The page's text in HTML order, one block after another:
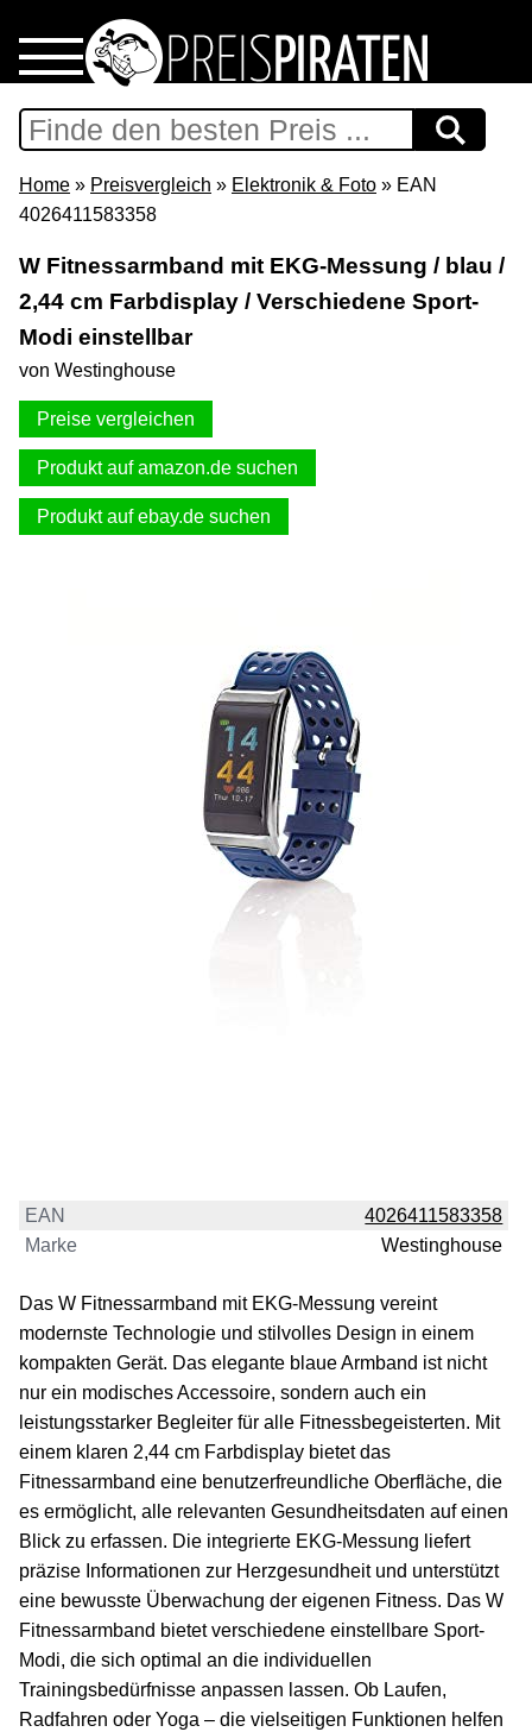
Home
Download
Support & Newsletter
Presse
Datenschutz
Impressum
Home » Preisvergleich » Elektronik & Foto » EAN
4026411583358
W Fitnessarmband mit EKG-Messung / blau /
2,44 cm Farbdisplay / Verschiedene Sport-
Modi einstellbar
von Westinghouse
Preise vergleichen
Produkt auf amazon.de suchen
Produkt auf ebay.de suchen
EAN
4026411583358
Marke
Westinghouse
Das W Fitnessarmband mit EKG-Messung vereint
modernste Technologie und stilvolles Design in einem
kompakten Gerät. Das elegante blaue Armband ist nicht
nur ein modisches Accessoire, sondern auch ein
leistungsstarker Begleiter für alle Fitnessbegeisterten. Mit
einem klaren 2,44 cm Farbdisplay bietet das
Fitnessarmband eine benutzerfreundliche Oberfläche, die
es ermöglicht, alle relevanten Gesundheitsdaten auf einen
Blick zu erfassen. Die integrierte EKG-Messung liefert
präzise Informationen zur Herzgesundheit und unterstützt
eine bewusste Überwachung der eigenen Fitness. Das W
Fitnessarmband bietet verschiedene einstellbare Sport-
Modi, die sich optimal an die individuellen
Trainingsbedürfnisse anpassen lassen. Ob Laufen,
Radfahren oder Yoga – die vielseitigen Funktionen helfen